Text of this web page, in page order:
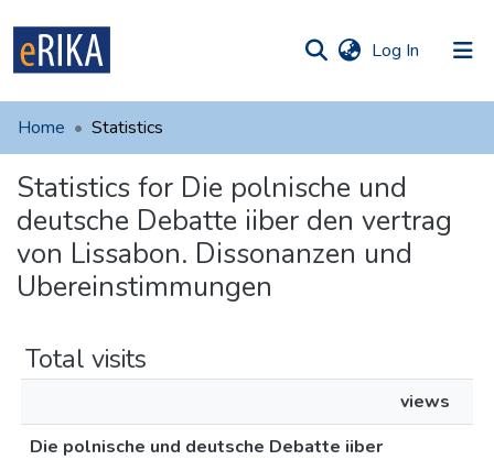
Log In (current)
UAFM
For authors
Help
Contact
Home Statistics
Statistics for Die polnische und
deutsche Debatte iiber den vertrag
von Lissabon. Dissonanzen und
Ubereinstimmungen
Total visits
views
Die polnische und deutsche Debatte iiber